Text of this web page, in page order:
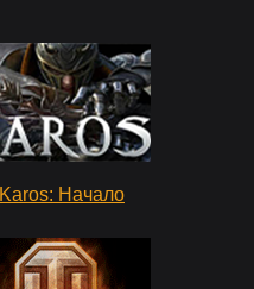
Karos: Начало